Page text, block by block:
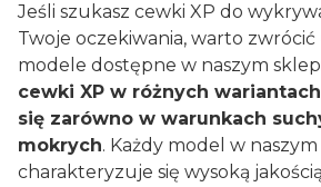
Jeśli szukasz cewki XP do
Twoje oczekiwania, warto
modele dostępne w naszym
cewki XP w różnych
się zarówno w warunkach
mokrych. Każdy model w
charakteryzuje się wysoką